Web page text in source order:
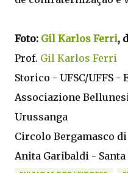
Foto: Gil Karlos Ferri,
Prof. Gil Karlos Ferri
Storico - UFSC/UFFS -
Associazione
Urussanga
Circolo Bergamasco
Anita Garibaldi -